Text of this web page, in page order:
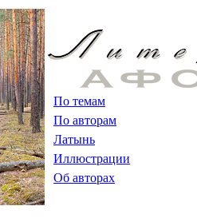
По темам
По авторам
Латынь
Иллюстрации
Об авторах